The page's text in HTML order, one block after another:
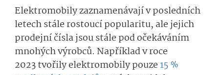
Elektromobily zaznamenávají v posledních
letech stále rostoucí popularitu, ale jejich
prodejní čísla jsou stále pod očekáváním
mnohých výrobců. Například v roce
2023 tvořily elektromobily pouze15 %